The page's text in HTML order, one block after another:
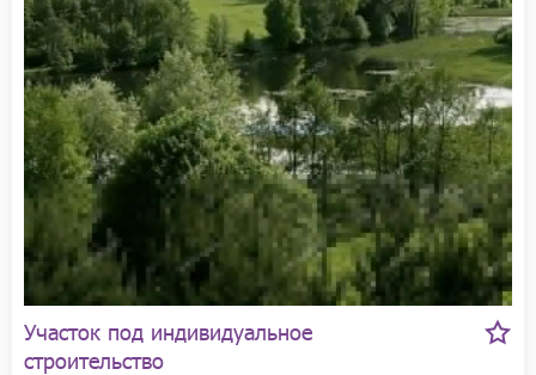
Участок под индивидуальное
строительство